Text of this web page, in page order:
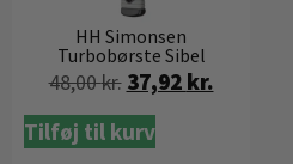
HH Simonsen
Turbobørste Sibel
48,00kr. 37,92 kr.
Tilføj til kurv